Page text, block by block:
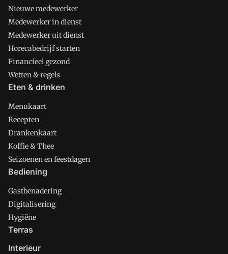
Nieuwe medewerker
Medewerker in dienst
Medewerker uit dienst
Horecabedrijf starten
Financieel gezond
Wetten & regels
Eten & drinken
Menukaart
Recepten
Drankenkaart
Koffie & Thee
Seizoenen en feestdagen
Bediening
Gastbenadering
Digitalisering
Hygiëne
Terras
Interieur